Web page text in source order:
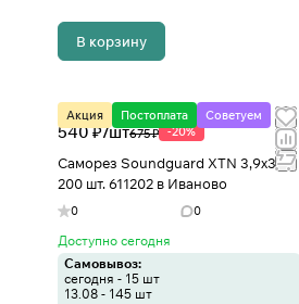
В корзину
Акция Постоплата Советуем
540 ₽/шт675 ₽ -20%
Саморез Soundguard XTN 3,9x33
200 шт. 611202 в Иваново
0 0
Доступно сегодня
Самовывоз:
сегодня - 15 шт
13.08 - 145 шт